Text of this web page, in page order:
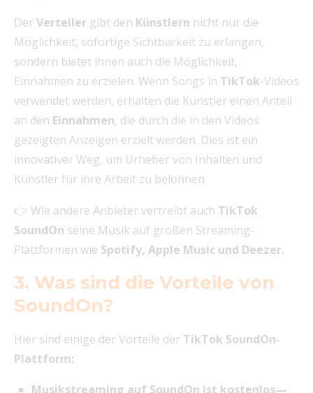
DerVerteiler gibt den Künstlern nicht nur die
Möglichkeit, sofortige Sichtbarkeit zu erlangen,
sondern bietet ihnen auch die Möglichkeit,
Einnahmen zu erzielen. Wenn Songs in TikTok-Videos
verwendet werden, erhalten die Künstler einen Anteil
an den Einnahmen, die durch die in den Videos
gezeigten Anzeigen erzielt werden. Dies ist ein
innovativer Weg, um Urheber von Inhalten und
Künstler für ihre Arbeit zu belohnen.
👉 Wie andere Anbieter vertreibt auch TikTok
SoundOn seine Musik auf großen Streaming-
Plattformen wie Spotify, Apple Music und Deezer.
3. Was sind die Vorteile von
SoundOn?
Hier sind einige der Vorteile der TikTok SoundOn-
Plattform:
Musikstreaming auf SoundOn ist kostenlos—